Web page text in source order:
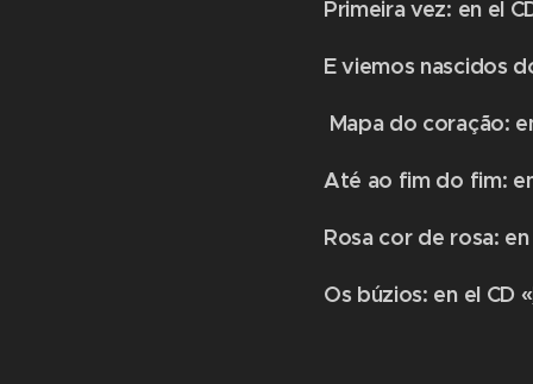
Primeira vez: en el
E viemos nascidos
Mapa do coração:
Até ao fim do fim:
Rosa cor de rosa: en
​Os búzios: en el CD «